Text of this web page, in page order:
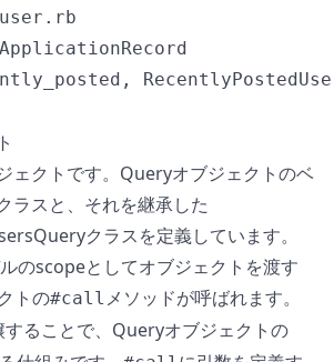
ェクトです。Queryオブジェクトのベ
ラスと、それを継承した
クラスを定義しています。
のscopeとしてオブジェクトを渡す
トの#call メソッドが呼ばれます。
することで、Queryオブジェクトの